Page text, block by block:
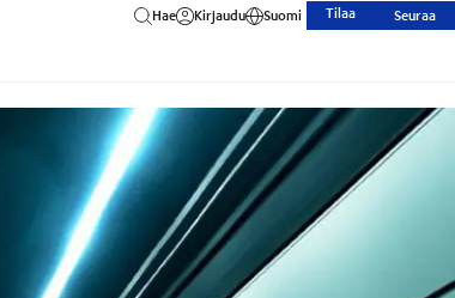
Hae Kirjaudu Suomi Tilaa Seuraa